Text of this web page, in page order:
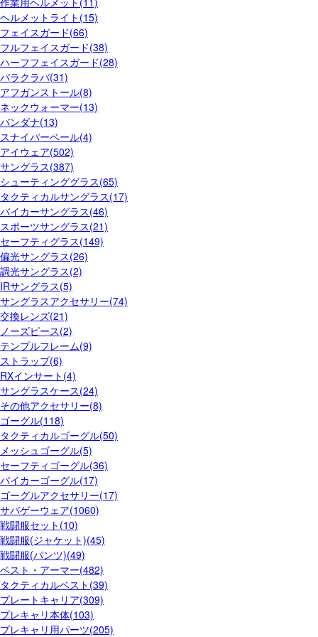
ヘルメットライト(15)
フェイスガード(66)
フルフェイスガード(38)
ハーフフェイスガード(28)
バラクラバ(31)
アフガンストール(8)
ネックウォーマー(13)
バンダナ(13)
スナイパーベール(4)
アイウェア(502)
サングラス(387)
シューティンググラス(65)
タクティカルサングラス(17)
バイカーサングラス(46)
スポーツサングラス(21)
セーフティグラス(149)
偏光サングラス(26)
調光サングラス(2)
IRサングラス(5)
サングラスアクセサリー(74)
交換レンズ(21)
ノーズピース(2)
テンプルフレーム(9)
ストラップ(6)
RXインサート(4)
サングラスケース(24)
その他アクセサリー(8)
ゴーグル(118)
タクティカルゴーグル(50)
メッシュゴーグル(5)
セーフティゴーグル(36)
バイカーゴーグル(17)
ゴーグルアクセサリー(17)
サバゲーウェア(1060)
戦闘服セット(10)
戦闘服(ジャケット)(45)
戦闘服(パンツ)(49)
ベスト・アーマー(482)
タクティカルベスト(39)
プレートキャリア(309)
プレキャリ本体(103)
プレキャリ用パーツ(205)